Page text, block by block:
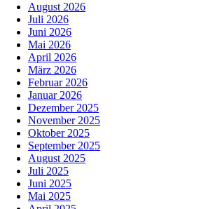
August 2026
Juli 2026
Juni 2026
Mai 2026
April 2026
März 2026
Februar 2026
Januar 2026
Dezember 2025
November 2025
Oktober 2025
September 2025
August 2025
Juli 2025
Juni 2025
Mai 2025